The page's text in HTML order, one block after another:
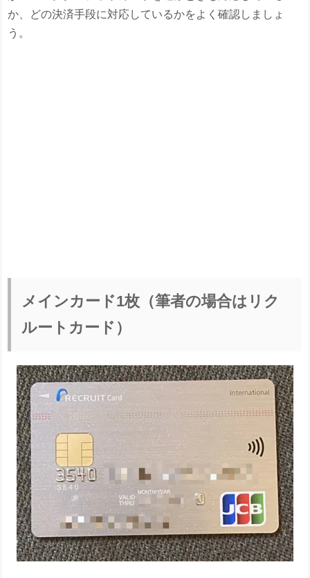
か、どの決済手段に対応しているかをよく確認しましょ
う。
メインカード1枚（筆者の場合はリク
ルートカード）